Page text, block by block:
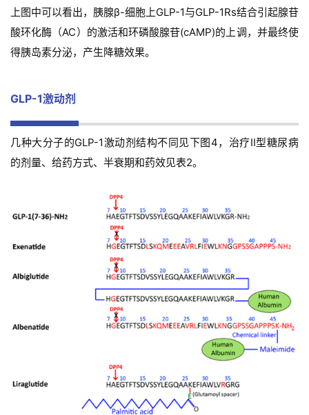
药
资
讯
频
区
精
动
B
D
药
上图中可以看出，胰腺β-细胞上GLP-1与GLP-1Rs结合引起腺苷
酸环化酶（AC）的激活和环磷酸腺苷(cAMP)的上调，并最终使
得胰岛素分泌，产生降糖效果。
GLP-1激动剂
几种大分子的GLP-1激动剂结构不同见下图4，治疗II型糖尿病
的剂量、给药方式、半衰期和药效见表2。